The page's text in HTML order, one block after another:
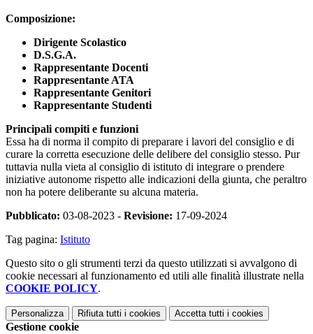
Composizione:
Dirigente Scolastico
D.S.G.A.
Rappresentante Docenti
Rappresentante ATA
Rappresentante Genitori
Rappresentante Studenti
Principali compiti e funzioni
Essa ha di norma il compito di preparare i lavori del consiglio e di
curare la corretta esecuzione delle delibere del consiglio stesso. Pur
tuttavia nulla vieta al consiglio di istituto di integrare o prendere
iniziative autonome rispetto alle indicazioni della giunta, che peraltro
non ha potere deliberante su alcuna materia.
Pubblicato: 03-08-2023 - Revisione: 17-09-2024
Tag pagina: Istituto
Questo sito o gli strumenti terzi da questo utilizzati si avvalgono di
cookie necessari al funzionamento ed utili alle finalità illustrate nella
COOKIE POLICY.
Personalizza Rifiuta tutti i cookies Accetta tutti i cookies
Gestione cookie